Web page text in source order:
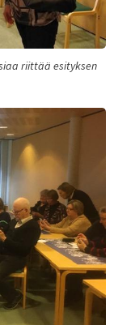
riittää esityksen